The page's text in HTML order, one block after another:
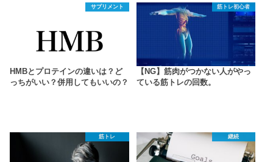
サプリメント
HMBとプロテインの違いは？ど
っちがいい？併用してもいいの？
筋トレ初心者
【NG】筋肉がつかない人がやっ
ている筋トレの回数。
筋トレ 継続